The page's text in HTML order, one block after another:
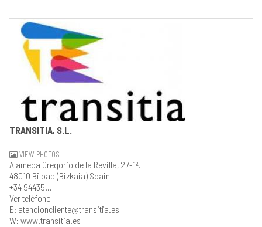
TRANSITIA, S.L.
VIEW PHOTOS
Alameda Gregorio de la Revilla, 27-1º.
48010 Bilbao (Bizkaia) Spain
+34 94435...
Ver teléfono
E: atencioncliente@transitia.es
W: www.transitia.es